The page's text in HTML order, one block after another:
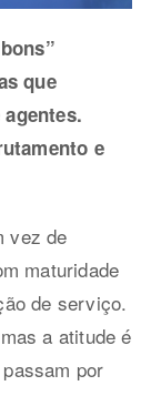
que
e
vez de
maturidade
de serviço.
a atitude é
por